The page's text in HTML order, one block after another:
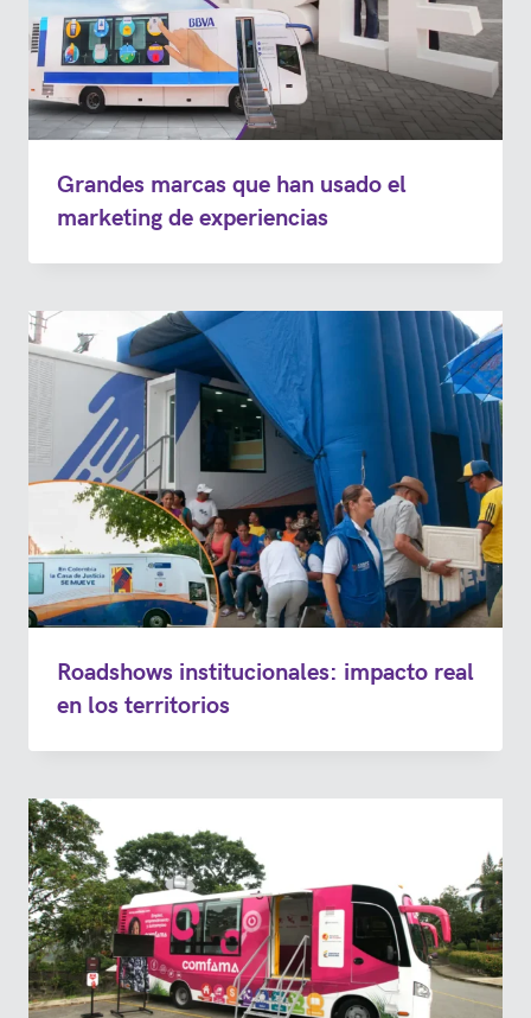
Grandes marcas que han usado el
marketing de experiencias
Roadshows institucionales: impacto real
en los territorios